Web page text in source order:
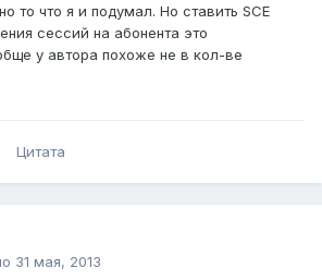
то что я и подумал. Но ставить SCE
сессий на абонента это
у автора похоже не в кол-ве
Цитата
31 мая, 2013